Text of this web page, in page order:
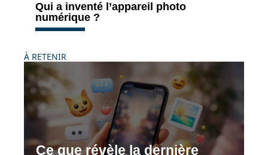
Qui a inventé l’appareil photo
numérique ?
À RETENIR
Ce que révèle la dernière